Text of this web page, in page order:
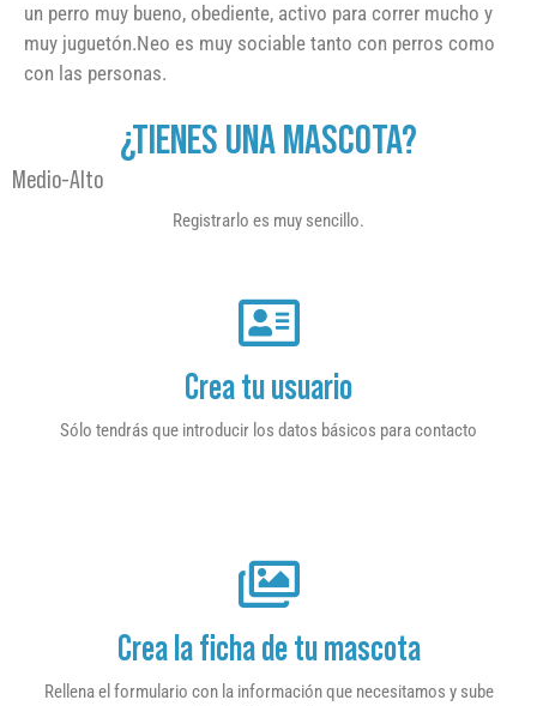
un perro muy bueno, obediente, activo para correr mucho y
muy juguetón.Neo es muy sociable tanto con perros como
con las personas.
¿TIENES UNA MASCOTA?
Medio-Alto
Registrarlo es muy sencillo.
Crea tu usuario
Sólo tendrás que introducir los datos básicos para contacto
Crea la ficha de tu mascota
Rellena el formulario con la información que necesitamos y sube